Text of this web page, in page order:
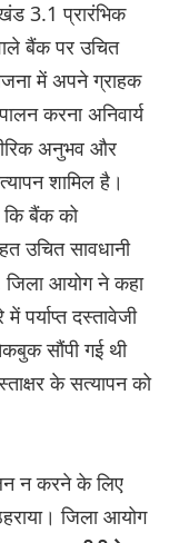
3.1 प्रारंभिक
बैंक पर उचित
में अपने ग्राहक
करना अनिवार्य
अनुभव और
शामिल है।
कि बैंक को
उचित सावधानी
आयोग ने कहा
दस्तावेजी
सौंपी गई थी
के सत्यापन को
न करने के लिए
जिला आयोग